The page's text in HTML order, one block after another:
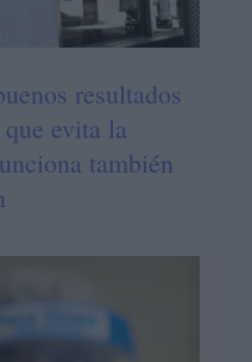
resultados
evita la
también